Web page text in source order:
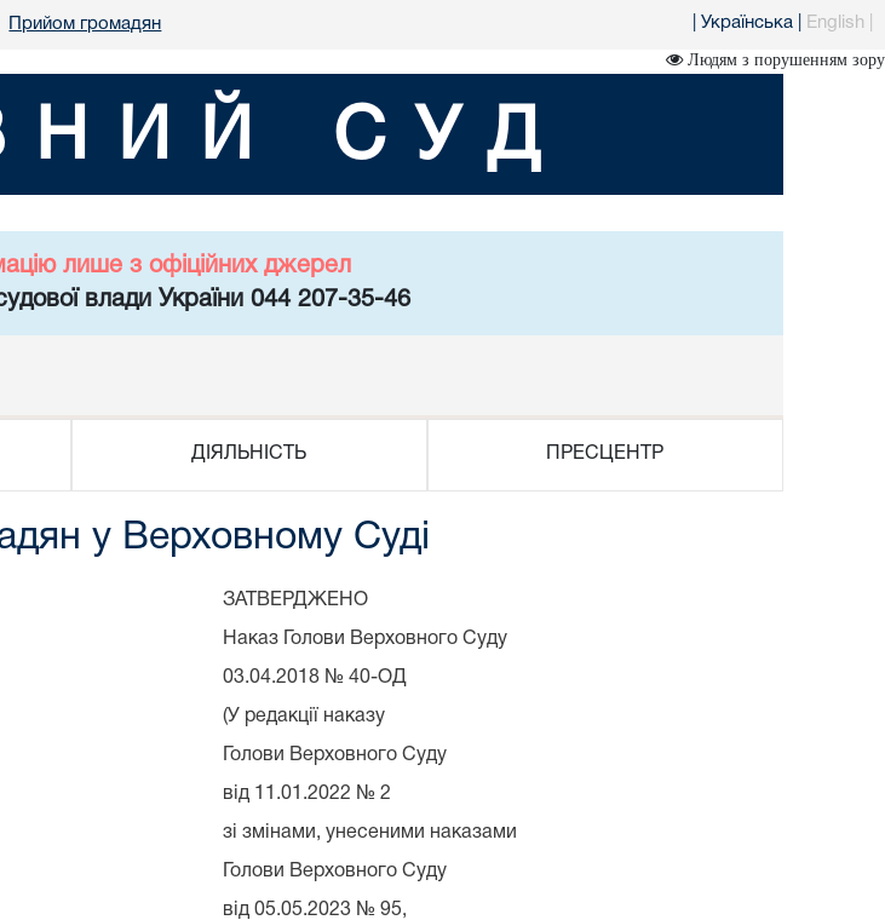
Прийом громадян Українська English
Людям з порушенням зору
СУД
лише з офіційних джерел
влади України 044 207-35-46
ДІЯЛЬНІСТЬ ПРЕСЦЕНТР
у Верховному Суді
ЗАТВЕРДЖЕНО
Наказ Голови Верховного Суду
03.04.2018 № 40-ОД
(У редакції наказу
Голови Верховного Суду
від 11.01.2022 № 2
зі змінами, унесеними наказами
Голови Верховного Суду
від 05.05.2023 № 95,